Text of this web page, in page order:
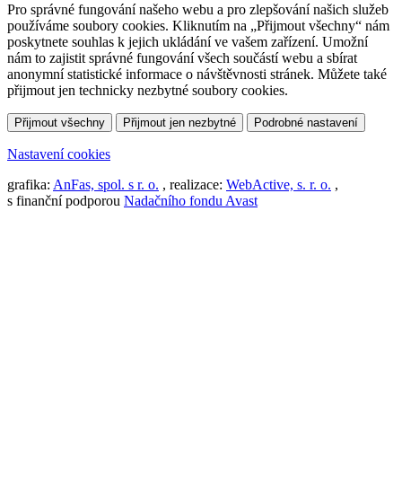
Pro správné fungování našeho webu a pro zlepšování našich služeb
používáme soubory cookies. Kliknutím na „Přijmout všechny“ nám
poskytnete souhlas k jejich ukládání ve vašem zařízení. Umožní
nám to zajistit správné fungování všech součástí webu a sbírat
anonymní statistické informace o návštěvnosti stránek. Můžete také
přijmout jen technicky nezbytné soubory cookies.
Přijmout všechny Přijmout jen nezbytné Podrobné nastavení
Nastavení cookies
grafika: AnFas, spol. s r. o. , realizace: WebActive, s. r. o. ,
s finanční podporou Nadačního fondu Avast